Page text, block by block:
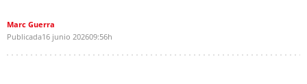
Marc Guerra
Publicada16 junio 202609:56h